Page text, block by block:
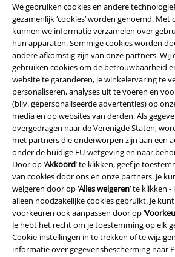
We gebruiken cookies en andere
gezamenlijk ‘cookies’ worden genoemd. Met
kunnen we informatie verzamelen over
hun apparaten. Sommige cookies worden
andere afkomstig zijn van onze partners. Wij
gebruiken cookies om de betrouwbaarheid
website te garanderen, je winkelervaring te
personaliseren, analyses uit te voeren en
(bijv. gepersonaliseerde advertenties) op
media en op websites van derden. Als
overgedragen naar de Verenigde Staten,
met partners die onderworpen zijn aan een
onder de huidige EU-wetgeving en naar
Door op ‘Akkoord’ te klikken, geef je
van cookies door ons en onze partners. Je
weigeren door op ‘Alles weigeren’ te klikken
alleen noodzakelijke cookies gebruikt. Je
voorkeuren ook aanpassen door op ‘
Je hebt het recht om je toestemming op elk
Cookie-instellingen in te trekken of te
informatie over gegevensbescherming naar
Legal
Algemene Voorwaarden
Bedrijfsgegevens
Privacyverklaring
Verklaring van conformiteit